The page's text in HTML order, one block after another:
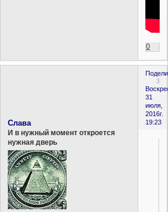
0
3
31
июля,
2016г.
19:23
Слава
И в нужный момент откроется
нужная дверь